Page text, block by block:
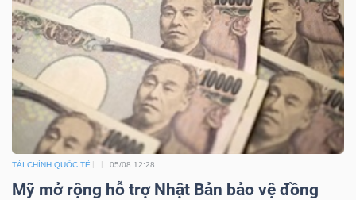
TÀI CHÍNH QUỐC TẾ 05/08 12:28
Mỹ mở rộng hỗ trợ Nhật Bản bảo vệ đồng
(-)
Bài
viết
của
giả